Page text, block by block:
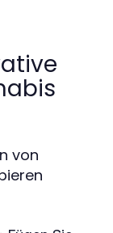
von